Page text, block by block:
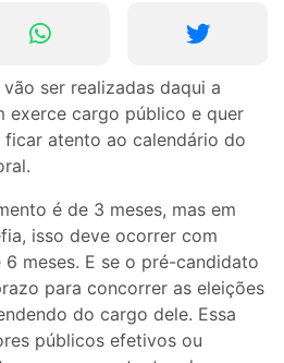
ser realizadas daqui a
exerce cargo público e quer
atento ao calendário do
é de 3 meses, mas em
isso deve ocorrer com
meses. E se o pré-candidato
para concorrer as eleições
do cargo dele. Essa
públicos efetivos ou